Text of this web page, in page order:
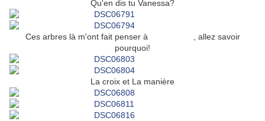
Qu'en dis tu Vanessa?
Ces arbres là m'ont fait penser à
, allez savoir
pourquoi!
La croix et La manière